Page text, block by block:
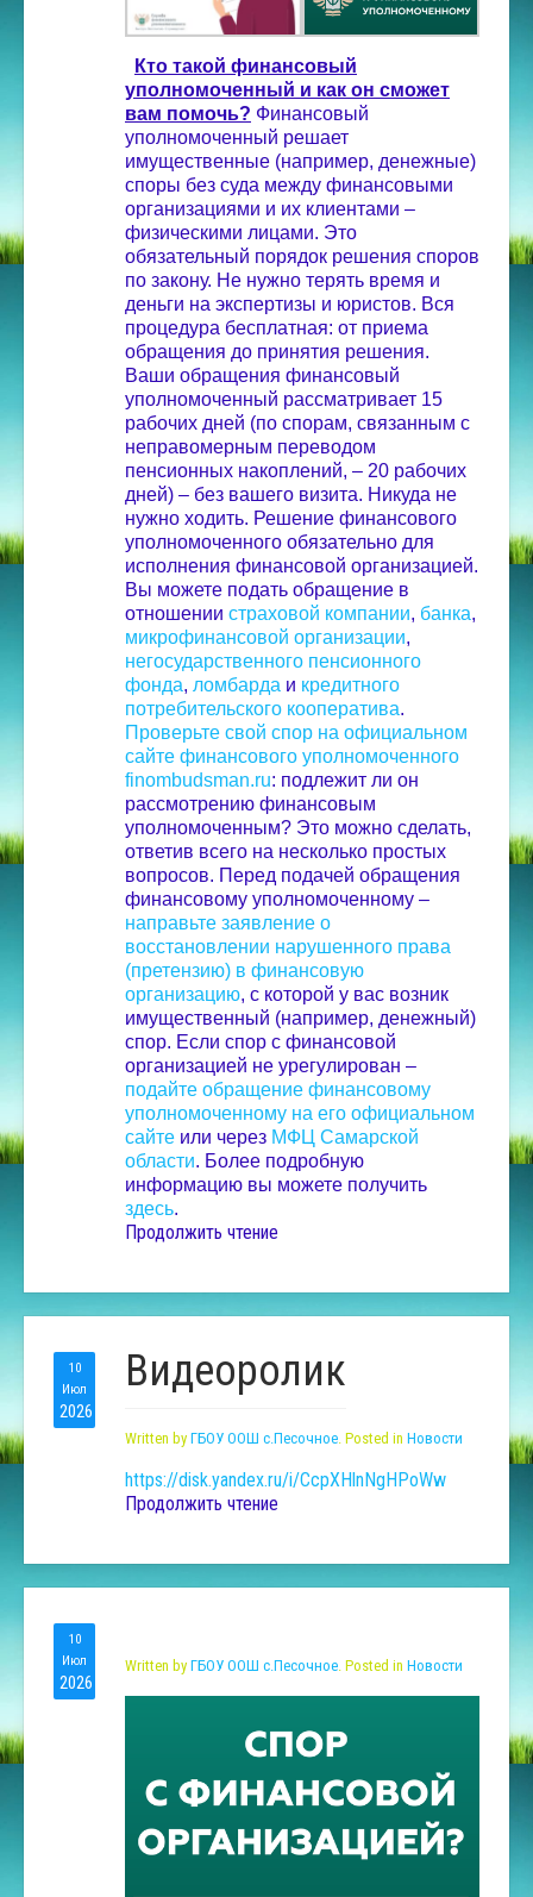
Кто такой финансовый
уполномоченный и как он сможет
вам помочь? Финансовый
уполномоченный решает
имущественные (например, денежные)
споры без суда между финансовыми
организациями и их клиентами –
физическими лицами. Это
обязательный порядок решения споров
по закону. Не нужно терять время и
деньги на экспертизы и юристов. Вся
процедура бесплатная: от приема
обращения до принятия решения.
Ваши обращения финансовый
уполномоченный рассматривает 15
рабочих дней (по спорам, связанным с
неправомерным переводом
пенсионных накоплений, – 20 рабочих
дней) – без вашего визита. Никуда не
нужно ходить. Решение финансового
уполномоченного обязательно для
исполнения финансовой организацией.
Вы можете подать обращение в
отношении страховой компании, банка,
микрофинансовой организации,
негосударственного пенсионного
фонда, ломбарда и кредитного
потребительского кооператива.
Проверьте свой спор на официальном
сайте финансового уполномоченного
finombudsman.ru: подлежит ли он
рассмотрению финансовым
уполномоченным? Это можно сделать,
ответив всего на несколько простых
вопросов. Перед подачей обращения
финансовому уполномоченному –
направьте заявление о
восстановлении нарушенного права
(претензию) в финансовую
организацию, с которой у вас возник
имущественный (например, денежный)
спор. Если спор с финансовой
организацией не урегулирован –
подайте обращение финансовому
уполномоченному на его официальном
сайте или через МФЦ Самарской
области. Более подробную
информацию вы можете получить
здесь.
Продолжить чтение
10
Июл
2026
Видеоролик
Written by ГБОУ ООШ с.Песочное. Posted in Новости
https://disk.yandex.ru/i/CcpXHlnNgHPoWw
Продолжить чтение
10
Июл
2026
Written by ГБОУ ООШ с.Песочное. Posted in Новости